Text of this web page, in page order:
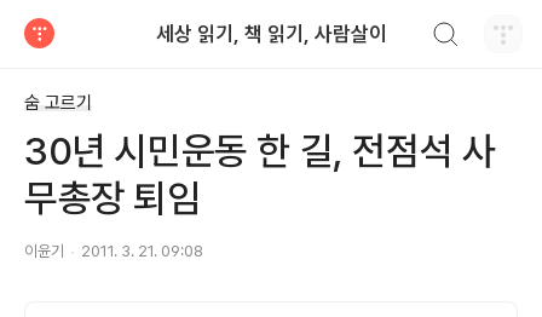
세상 읽기, 책 읽기, 사람살이
숨 고르기
30년 시민운동 한 길, 전점석 사
무총장 퇴임
이윤기 2011. 3. 21. 09:08